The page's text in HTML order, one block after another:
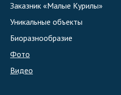
Заказник «Малые Курилы»
Уникальные объекты
Биоразнообразие
Фото
Видео